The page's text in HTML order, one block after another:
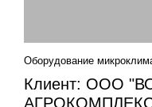
Клиент: ООО
Оборудование